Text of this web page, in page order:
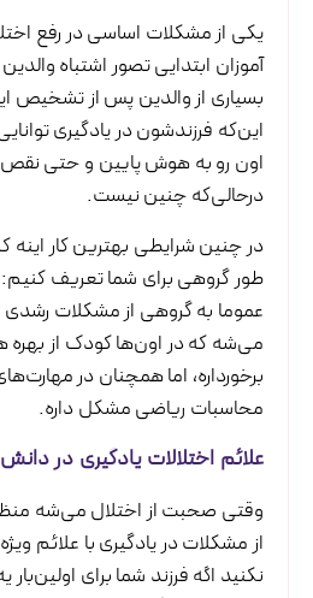
یکی از مشکلات اساسی در رفع
آموزان ابتدایی تصور اشتباه
بسیاری از والدین پس از تشخیص
این‌که فرزندشون در یادگیری
اون رو به هوش پایین و حتی
درحالی‌که چنین نیست.
در چنین شرایطی بهترین کار اینه
طور گروهی برای شما تعریف کنیم:
عموما به گروهی از مشکلات
می‌شه که در اون‌ها کودک از
محاسبات ریاضی مشکل داره.
علائم اختلالات یادگیری در دانش
وقتی صحبت از اختلال می‌شه
از مشکلات در یادگیری با علائم
نکنید اگه فرزند شما برای اولین‌بار